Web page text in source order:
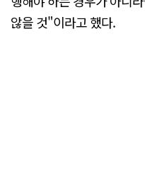
않을 것"이라고 했다.